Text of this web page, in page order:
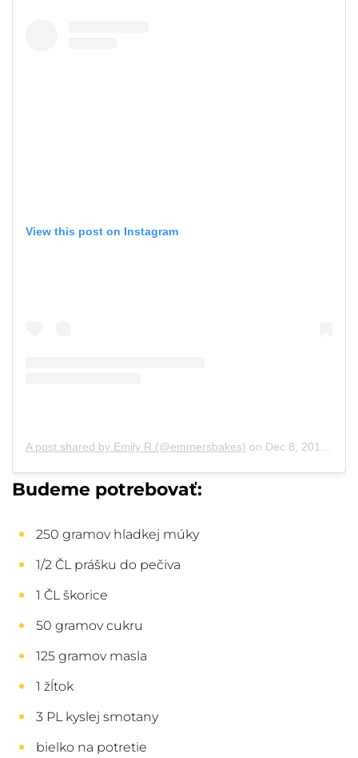
View this post on Instagram
A post shared by Emily R (@emmersbakes) on Dec 8, 2018 at 3:43pm PST
Budeme potrebovať:
250 gramov hladkej múky
1/2 ČL prášku do pečiva
1 ČL škorice
50 gramov cukru
125 gramov masla
1 žĺtok
3 PL kyslej smotany
bielko na potretie